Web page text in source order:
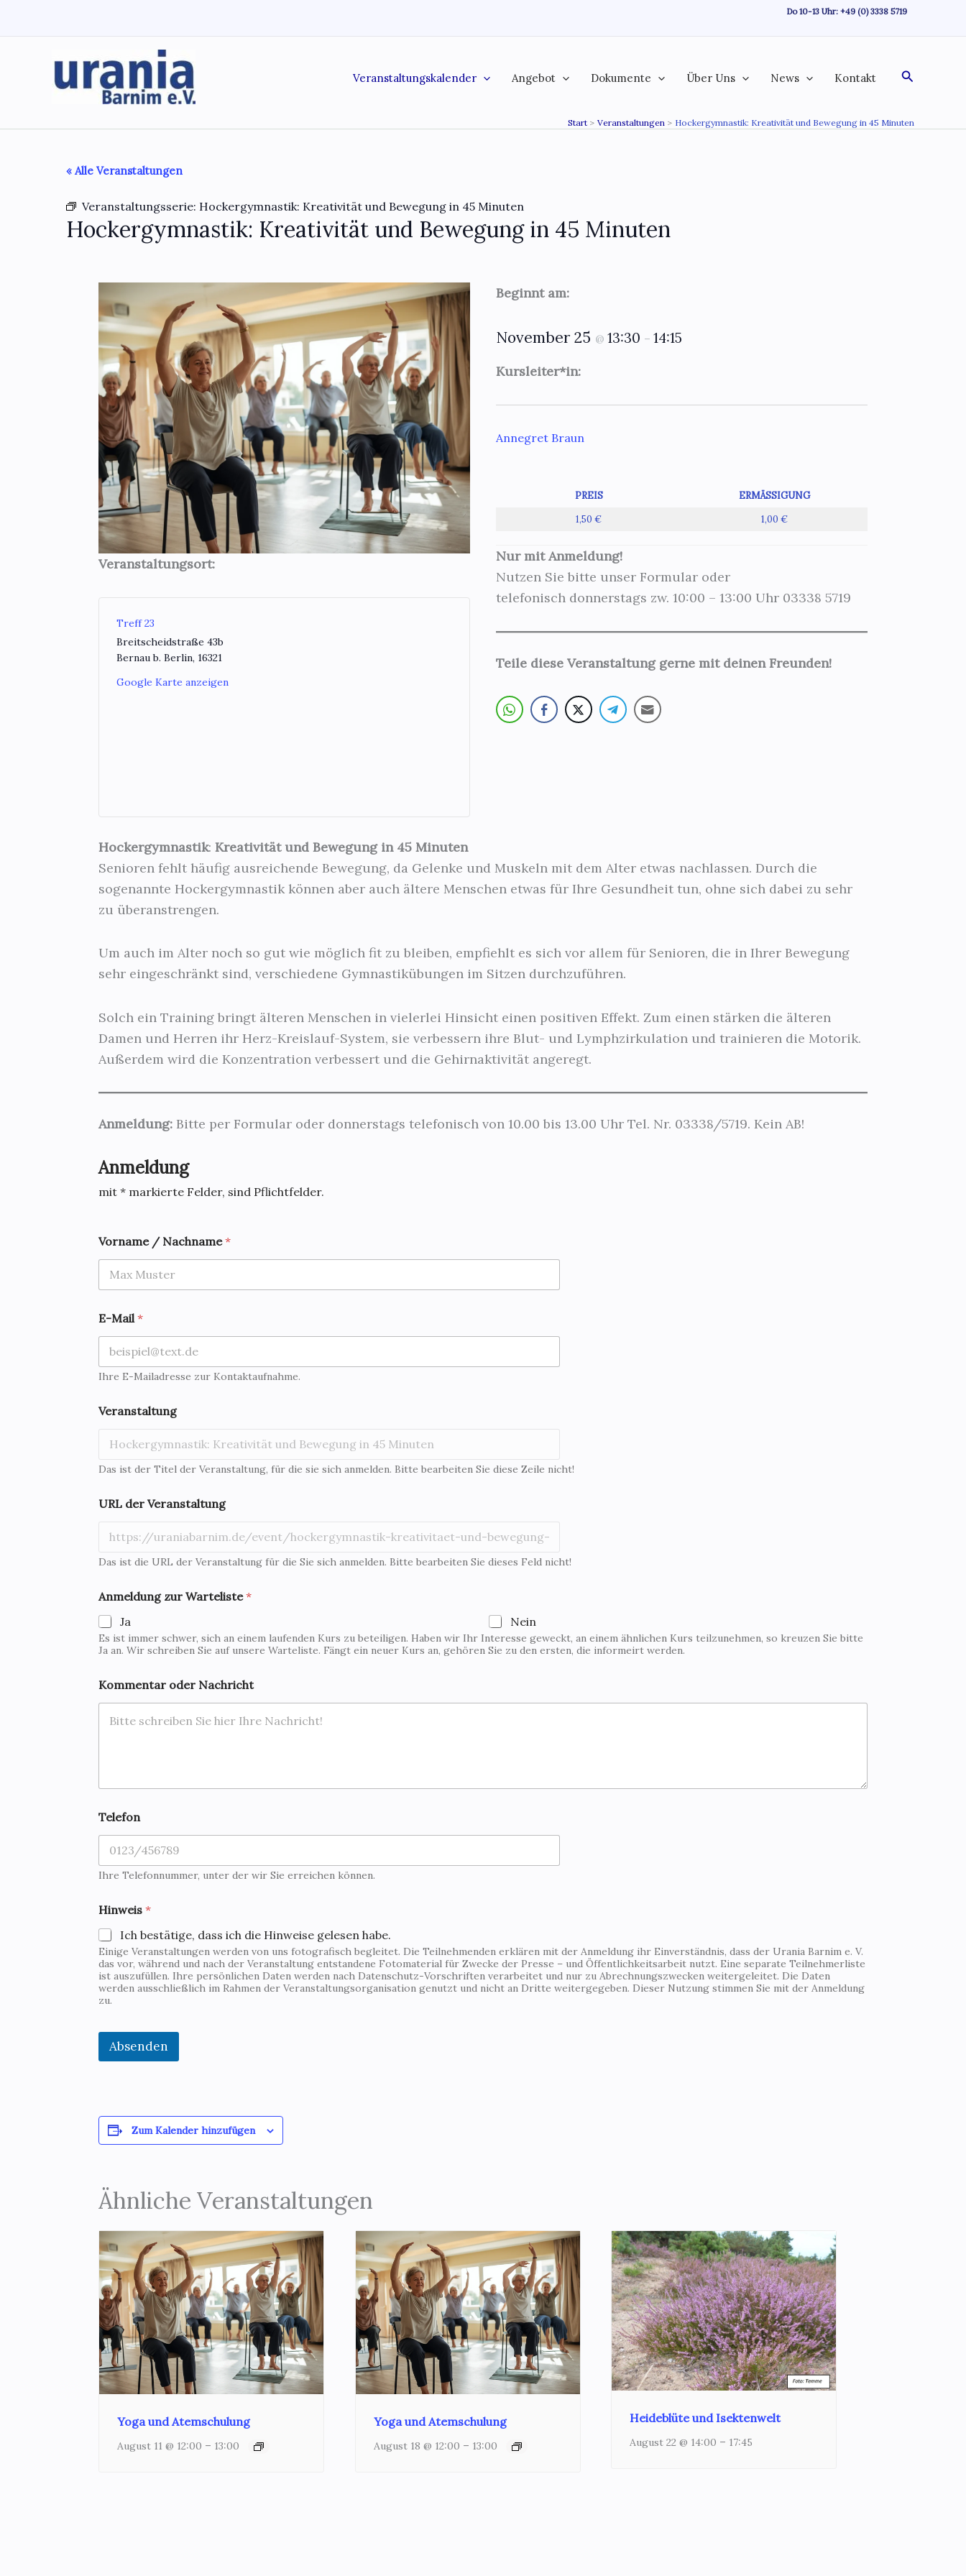
Do 10-13 Uhr: +49 (0) 3338 5719
Veranstaltungskalender Angebot Dokumente Über Uns News Kontakt Suchen
Start Veranstaltungen Hockergymnastik: Kreativität und Bewegung in 45 Minuten
« Alle Veranstaltungen
Veranstaltungsserie: Hockergymnastik: Kreativität und Bewegung in 45 Minuten
Hockergymnastik: Kreativität und Bewegung in 45 Minuten
Veranstaltungsort:
Treff 23
Breitscheidstraße 43b
Bernau b. Berlin, 16321
Google Karte anzeigen
Beginnt am:
November 25 @ 13:30 – 14:15
Kursleiter*in:
Annegret Braun
PREIS
ERMÄSSIGUNG
1,50 €
1,00 €
Nur mit Anmeldung!
Nutzen Sie bitte unser Formular oder
telefonisch donnerstags zw. 10:00 – 13:00 Uhr 03338 5719
Teile diese Veranstaltung gerne mit deinen Freunden!
Hockergymnastik: Kreativität und Bewegung in 45 Minuten
Senioren fehlt häufig ausreichende Bewegung, da Gelenke und Muskeln mit dem Alter etwas nachlassen. Durch die
sogenannte Hockergymnastik können aber auch ältere Menschen etwas für Ihre Gesundheit tun, ohne sich dabei zu sehr
zu überanstrengen.
Um auch im Alter noch so gut wie möglich fit zu bleiben, empfiehlt es sich vor allem für Senioren, die in Ihrer Bewegung
sehr eingeschränkt sind, verschiedene Gymnastikübungen im Sitzen durchzuführen.
Solch ein Training bringt älteren Menschen in vielerlei Hinsicht einen positiven Effekt. Zum einen stärken die älteren
Damen und Herren ihr Herz-Kreislauf-System, sie verbessern ihre Blut- und Lymphzirkulation und trainieren die Motorik.
Außerdem wird die Konzentration verbessert und die Gehirnaktivität angeregt.
Anmeldung: Bitte per Formular oder donnerstags telefonisch von 10.00 bis 13.00 Uhr Tel. Nr. 03338/5719. Kein AB!
Anmeldung
mit * markierte Felder, sind Pflichtfelder.
Vorname / Nachname*
E-Mail *
Ihre E-Mailadresse zur Kontaktaufnahme.
d
o
a
Veranstaltung
Das ist der Titel der Veranstaltung, für die sie sich anmelden. Bitte bearbeiten Sie diese Zeile nicht!
URL der Veranstaltung
Das ist die URL der Veranstaltung für die Sie sich anmelden. Bitte bearbeiten Sie dieses Feld nicht!
Anmeldung zur Warteliste*
Ja
Nein
Es ist immer schwer, sich an einem laufenden Kurs zu beteiligen. Haben wir Ihr Interesse geweckt, an einem ähnlichen Kurs teilzunehmen, so kreuzen Sie bitte
Ja an. Wir schreiben Sie auf unsere Warteliste. Fängt ein neuer Kurs an, gehören Sie zu den ersten, die informeirt werden.
Kommentar oder Nachricht
Telefon
Ihre Telefonnummer, unter der wir Sie erreichen können.
Hinweis *
Ich bestätige, dass ich die Hinweise gelesen habe.
Einige Veranstaltungen werden von uns fotografisch begleitet. Die Teilnehmenden erklären mit der Anmeldung ihr Einverständnis, dass der Urania Barnim e. V.
das vor, während und nach der Veranstaltung entstandene Fotomaterial für Zwecke der Presse – und Öffentlichkeitsarbeit nutzt. Eine separate Teilnehmerliste
ist auszufüllen. Ihre persönlichen Daten werden nach Datenschutz-Vorschriften verarbeitet und nur zu Abrechnungszwecken weitergeleitet. Die Daten
werden ausschließlich im Rahmen der Veranstaltungsorganisation genutzt und nicht an Dritte weitergegeben. Dieser Nutzung stimmen Sie mit der Anmeldung
zu.
Absenden
Zum Kalender hinzufügen
Ähnliche Veranstaltungen
Yoga und Atemschulung
August 11 @ 12:00 – 13:00
Yoga und Atemschulung
August 18 @ 12:00 – 13:00
Heideblüte und Isektenwelt
August 22 @ 14:00 – 17:45